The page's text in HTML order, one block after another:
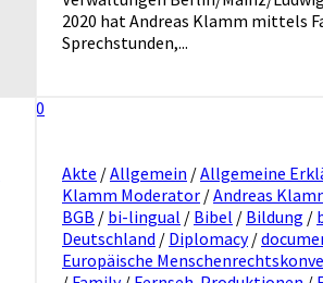
2020 hat Andreas Klamm mittels
Sprechstunden,...
0
Akte /Allgemein /Allgemeine
Klamm Moderator /Andreas
BGB / bi-lingual / Bibel / Bildung /
Deutschland / Diplomacy/
Europäische